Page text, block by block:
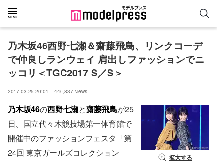
乃木坂46西野七瀬＆齋藤飛鳥、リンクコーデ
で仲良しランウェイ 肩出しファッションでニ
ッコリ＜TGC2017 S／S＞
2017.03.25 20:04 440,837 views
拡大する
乃木坂46の西野七瀬と齋藤飛鳥が25
日、国立代々木競技場第一体育館で
開催中のファッションフェスタ「第
24回 東京ガールズコレクション